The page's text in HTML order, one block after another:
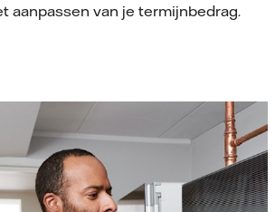
aanpassen van je termijnbedrag.